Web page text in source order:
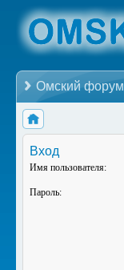
Омский форум
Вход
Имя пользователя:
Пароль: